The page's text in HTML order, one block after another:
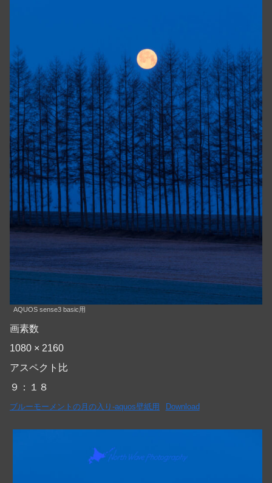
AQUOS sense3 basic用
画素数
1080 × 2160
アスペクト比
９：１８
ブルーモーメントの月の入り-aquos壁紙用 Download